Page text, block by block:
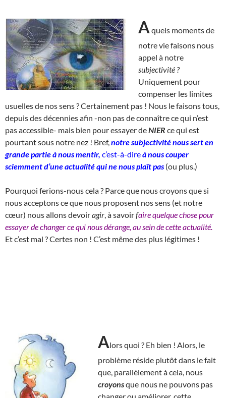
A quels moments de
notre vie faisons nous
appel à notre
subjectivité ?
Uniquement pour
compenser les limites
usuelles de nos sens ? Certainement pas ! Nous le faisons tous,
depuis des décennies afin -non pas de connaître ce qui n’est
pas accessible- mais bien pour essayer deNIER ce qui est
pourtant sous notre nez ! Bref, notre subjectivité nous sert en
grande partie à nous mentir, c’est-à-direà nous couper
sciemment d’une actualité qui ne nous plaît pas(ou plus.)
Pourquoi ferions-nous cela ? Parce que nous croyons que si
nous acceptons ce que nous proposent nos sens (et notre
cœur) nous allons devoiragir , à savoirfaire quelque chose pour
essayer de changer ce qui nous dérange, au sein de cette actualité.
Et c’est mal ? Certes non ! C’est même des plus légitimes !
Alors quoi ? Eh bien ! Alors, le
problème réside plutôt dans le fait
que, parallèlement à cela, nous
croyonsque nous ne pouvons pas
changer ou améliorer, cette